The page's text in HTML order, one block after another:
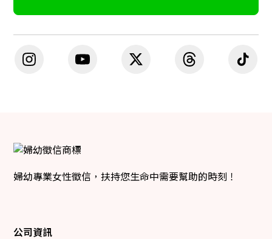
婦幼專業女性徵信，扶持您生命中需要幫助的時刻！
公司資訊